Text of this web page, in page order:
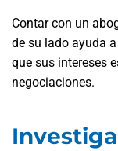
Contar con un
de su lado ayuda
que sus intereses
negociaciones.